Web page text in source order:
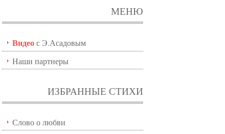
МЕНЮ
Видеос Э.Асадовым
Наши партнеры
ИЗБРАННЫЕ СТИХИ
Слово о любви